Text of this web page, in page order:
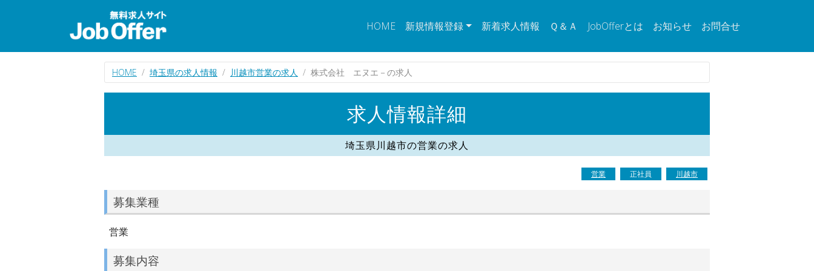
HOME 新規情報登録 新着求人情報 Ｑ＆Ａ JobOfferとは お知らせ お問合せ
HOME 埼玉県の求人情報 川越市営業の求人 株式会社 エヌエ－の求人
求人情報詳細
埼玉県川越市の営業の求人
営業 正社員 川越市
募集業種
営業
募集内容